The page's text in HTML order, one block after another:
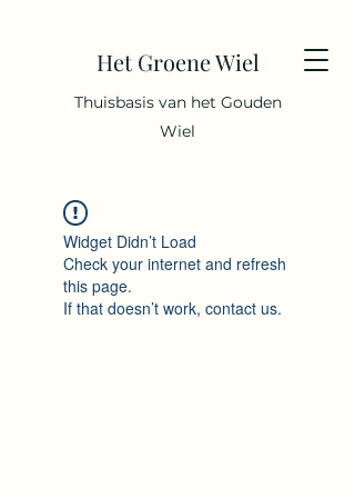
Het Groene Wiel
Thuisbasis van het Gouden
Wiel
Widget Didn’t Load
Check your internet and refresh
this page.
If that doesn’t work, contact us.